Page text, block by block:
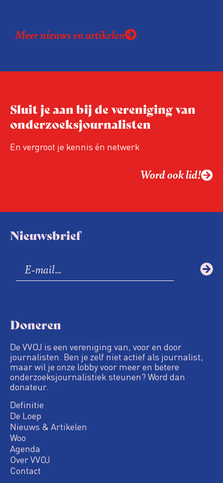
Meer nieuws en artikelen
Sluit je aan bij de vereniging van
onderzoeksjournalisten
En vergroot je kennis én netwerk
Word ook lid!
Nieuwsbrief
Doneren
De VVOJ is een vereniging van, voor en door
journalisten. Ben je zelf niet actief als journalist,
maar wil je onze lobby voor meer en betere
onderzoeksjournalistiek steunen? Word dan
donateur.
Definitie
De Loep
Nieuws & Artikelen
Woo
Agenda
Over VVOJ
Contact